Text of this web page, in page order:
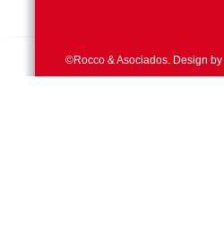
©Rocco & Asociados. Design by